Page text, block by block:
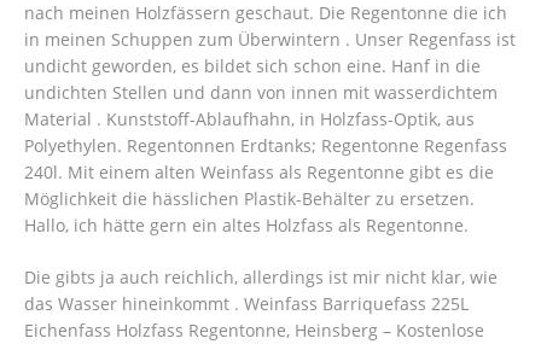
nach meinen Holzfässern geschaut. Die Regentonne die ich
in meinen Schuppen zum Überwintern . Unser Regenfass ist
undicht geworden, es bildet sich schon eine. Hanf in die
undichten Stellen und dann von innen mit wasserdichtem
Material . Kunststoff-Ablaufhahn, in Holzfass-Optik, aus
Polyethylen. Regentonnen Erdtanks; Regentonne Regenfass
240l. Mit einem alten Weinfass als Regentonne gibt es die
Möglichkeit die hässlichen Plastik-Behälter zu ersetzen.
Hallo, ich hätte gern ein altes Holzfass als Regentonne.
Die gibts ja auch reichlich, allerdings ist mir nicht klar, wie
das Wasser hineinkommt . Weinfass Barriquefass 225L
Eichenfass Holzfass Regentonne, Heinsberg – Kostenlose